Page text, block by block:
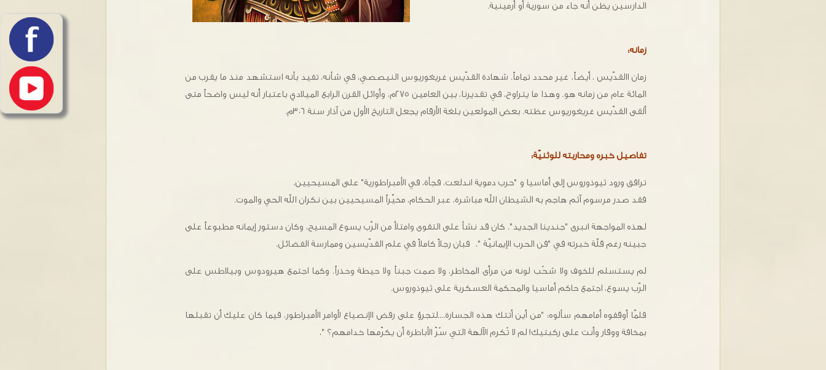
الدارسين يظن أنه جاء من سورية أو أرمينية.
زمانه:
زمان االقدّيس ، أيضاً، غير محدد تماماً. شهادة القدّيس غريغوريوس النيصصي، في شأنه، تفيد بأنه استشهد منذ ما يقرب من
المائة عام من زمانه هو. وهذا ما يتراوح، في تقديرنا، بين العامين ٢٧٥م، وأوائل القرن الرابع الميلادي باعتبار أنه ليس واضحاً متى
ألقى القدّيس غريغوريوس عظته. بعض المولعين بلغة الأرقام يجعل التاريخ الأول من آذار سنة ٣٠٦م.
تفاصيل خبره ومحاربته للوثنيّة:
ترافق ورود ثيوذوروس إلى أماسيا و "حرب دموية اندلعت، فجأة، في الأمبراطورية" على المسيحيين.
فقد صدر مرسوم آثم هاجم به الشيطان الله مباشرة، عبر الحكام، مخيّراً المسيحيين بين نكران الله الحي والموت.
لهذه المواجهة انبرى "جندينا الجديد". كان قد نشأ على التقوى وامتلأ من الرّب يسوع المسيح، وكان دستور إيمانه مطبوعاً على
جبينه رغم قلّة خبرته في "فن الحرب الإيمانيّة "، فبان رجلاً كاملاً في علم القدّيسين وممارسة الفضائل.
لم يستسلم للخوف ولا شحُب لونه من مرأى المخاطر، ولا صمت جبناً ولا حيطة وحذراً. وكما اجتمع هيرودوس وبيلاطس على
الرّب يسوع، اجتمع حاكم أماسيا والمحكمة العسكرية على ثيوذوروس.
فلمّا أوقفوه أمامهم سألوه: "من أين أتتك هذه الجسارة....لتجرؤ على رفض الإنصياع لأوامر الأمبراطور، فيما كان عليك أن تقبلها
بمخافة ووقار وأنت على ركبتيك! لم لا تُكرم الآلهة التي سُرّ الأباطرة أن يكرّمها خدامهم؟ "،